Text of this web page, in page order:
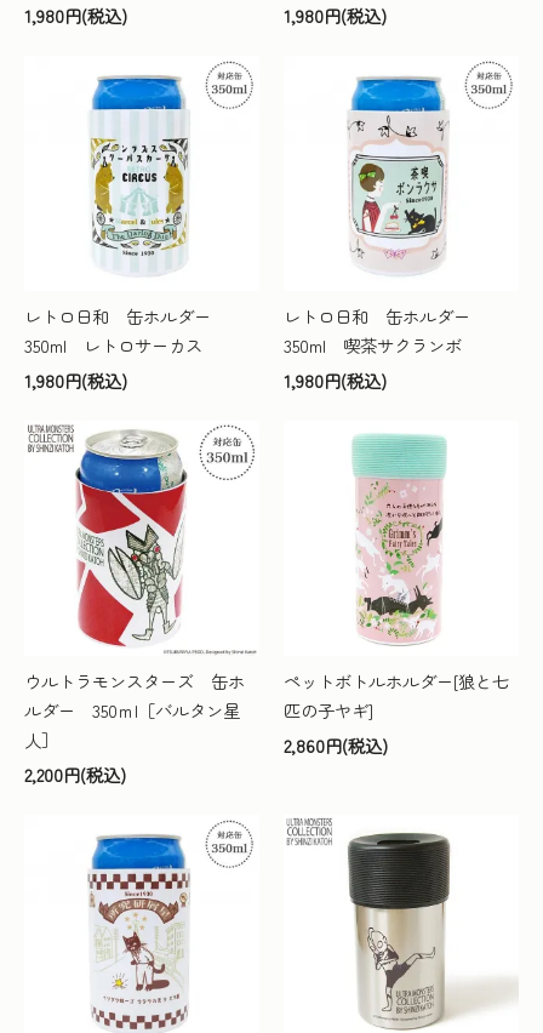
1,980円(税込)
1,980円(税込)
レトロ日和 缶ホルダー
350ml レトロサーカス
1,980円(税込)
レトロ日和 缶ホルダー
350ml 喫茶サクランボ
1,980円(税込)
ウルトラモンスターズ 缶ホ
ルダー 350ｍl［バルタン星
人］
2,200円(税込)
ペットボトルホルダー[狼と七
匹の子ヤギ]
2,860円(税込)